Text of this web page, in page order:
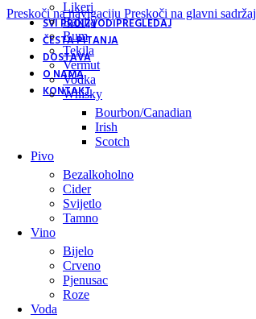
Preskoči na navigaciju Preskoči na glavni sadržaj
SVI PROIZVODIPREGLEDAJ
ČESTA PITANJA
DOSTAVA
O NAMA
KONTAKT
Likeri
Rakija
Rum
Tekila
Vermut
Vodka
Whisky
Bourbon/Canadian
Irish
Scotch
Pivo
Bezalkoholno
Cider
Svijetlo
Tamno
Vino
Bijelo
Crveno
Pjenusac
Roze
Voda